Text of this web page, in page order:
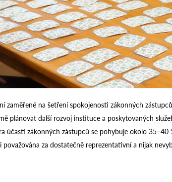
zaměřené na šetření spokojenosti zákonných
plánovat další rozvoj instituce a poskytovaných
účasti zákonných zástupců se pohybuje okolo
za dostatečně reprezentativní a nijak